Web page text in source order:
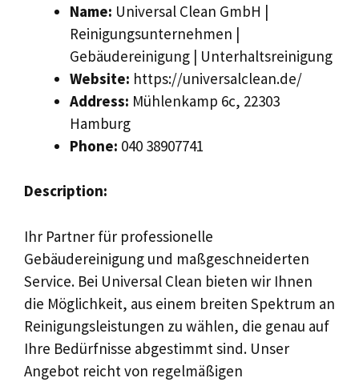
Name: Universal Clean GmbH |
Reinigungsunternehmen |
Gebäudereinigung | Unterhaltsreinigung
Website: https://universalclean.de/
Address: Mühlenkamp 6c, 22303
Hamburg
Phone: 040 38907741
Description:
Ihr Partner für professionelle
Gebäudereinigung und maßgeschneiderten
Service. Bei Universal Clean bieten wir Ihnen
die Möglichkeit, aus einem breiten Spektrum an
Reinigungsleistungen zu wählen, die genau auf
Ihre Bedürfnisse abgestimmt sind. Unser
Angebot reicht von regelmäßigen